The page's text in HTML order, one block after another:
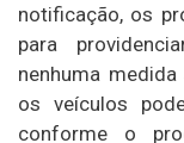
notificação, os
para
nenhuma
os veículos
conforme o